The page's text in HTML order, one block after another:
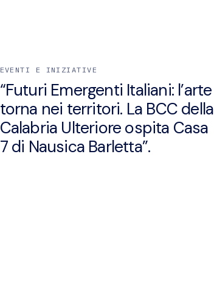
EVENTI E INIZIATIVE
“Futuri Emergenti Italiani: l’arte
torna nei territori. La BCC della
Calabria Ulteriore ospita Casa
7 di Nausica Barletta”.